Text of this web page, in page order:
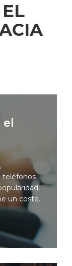
teléfonos
un coste.